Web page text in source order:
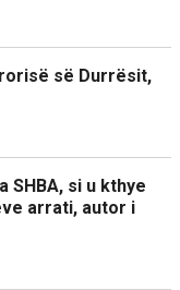
së Durrësit,
SHBA, si u kthye
arrati, autor i